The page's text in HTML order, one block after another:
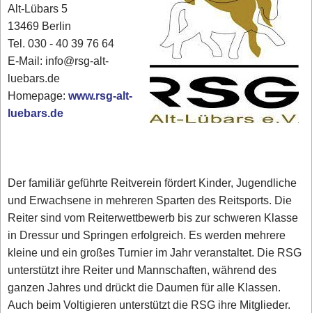
Alt-Lübars 5
13469 Berlin
Tel. 030 - 40 39 76 64
E-Mail: info@rsg-alt-
luebars.de
Homepage:www.rsg-alt-
luebars.de
Der familiär geführte Reitverein fördert Kinder, Jugendliche
und Erwachsene in mehreren Sparten des Reitsports. Die
Reiter sind vom Reiterwettbewerb bis zur schweren Klasse
in Dressur und Springen erfolgreich. Es werden mehrere
kleine und ein großes Turnier im Jahr veranstaltet. Die RSG
unterstützt ihre Reiter und Mannschaften, während des
ganzen Jahres und drückt die Daumen für alle Klassen.
Auch beim Voltigieren unterstützt die RSG ihre Mitglieder.